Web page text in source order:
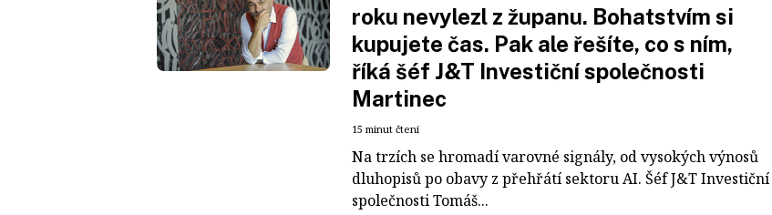
roku nevylezl z županu. Bohatstvím si
kupujete čas. Pak ale řešíte, co s ním,
říká šéf J&T Investiční společnosti
Martinec
15 minut čtení
Na trzích se hromadí varovné signály, od vysokých výnosů
dluhopisů po obavy z přehřátí sektoru AI. Šéf J&T Investiční
společnosti Tomáš...